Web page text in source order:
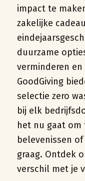
impact te
zakelijke
duurzame
verminderen
GoodGiving
selectie zero
bij elk
het nu gaat om
belevenissen
graag. Ontdek
verschil met je